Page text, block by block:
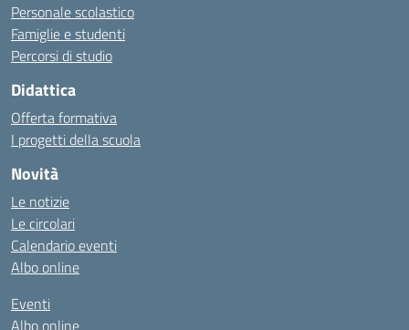
Personale scolastico
Famiglie e studenti
Percorsi di studio
Didattica
Offerta formativa
I progetti della scuola
Novità
Le notizie
Le circolari
Calendario eventi
Albo online
Eventi
Albo online